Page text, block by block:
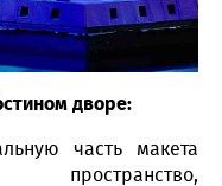
дворе:
часть макета